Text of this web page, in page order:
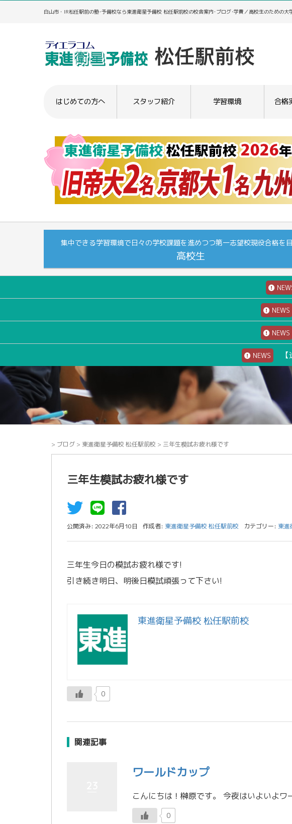
白山市・IR松任駅前の塾･予備校なら東進衛星予備校 松任駅前校の校舎案内･ブログ･学費／高校生のための大
はじめての方へ スタッフ紹介 学習環境 合格
集中できる学習環境で日々の学校課題を進めつつ第一志望校現役合格を
高校生
NEWS
NEWS
NEWS 【
> ブログ > 東進衛星予備校 松任駅前校 > 三年生模試お疲れ様です
三年生模試お疲れ様です
公開済み: 2022年6月10日 作成者: 東進衛星予備校 松任駅前校 カテゴリー: 東進
三年生今日の模試お疲れ様です!
引き続き明日、明後日模試頑張って下さい!
東進衛星予備校 松任駅前校
0
関連記事
ワールドカップ
0